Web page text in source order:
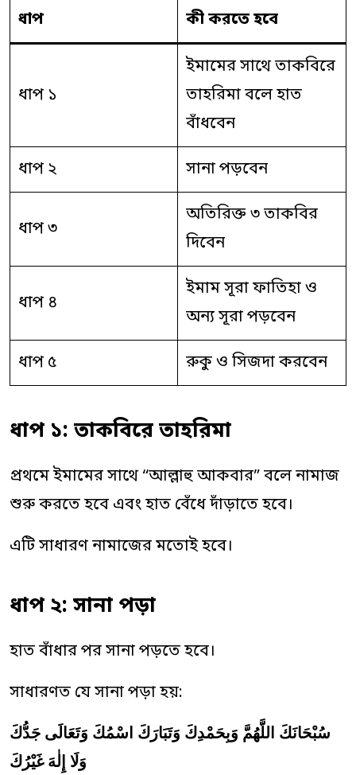
ধাপ কী করতে হবে
ধাপ ১
ইমামের সাথে তাকবিরে
তাহরিমা বলে হাত
বাঁধবেন
ধাপ ২ সানা পড়বেন
ধাপ ৩
অতিরিক্ত ৩ তাকবির
দিবেন
ধাপ ৪
ইমাম সূরা ফাতিহা ও
অন্য সূরা পড়বেন
ধাপ ৫ রুকু ও সিজদা করবেন
ধাপ ১: তাকবিরে তাহরিমা
প্রথমে ইমামের সাথে “আল্লাহু আকবার” বলে নামাজ
শুরু করতে হবে এবং হাত বেঁধে দাঁড়াতে হবে।
এটি সাধারণ নামাজের মতোই হবে।
ধাপ ২: সানা পড়া
হাত বাঁধার পর সানা পড়তে হবে।
সাধারণত যে সানা পড়া হয়:
سُبْحَانَكَ اللَّهُمَّ وَبِحَمْدِكَ وَتَبَارَكَ اسْمُكَ وَتَعَالَى جَدُّكَ
وَلَا إِلٰهَ غَيْرُكَ